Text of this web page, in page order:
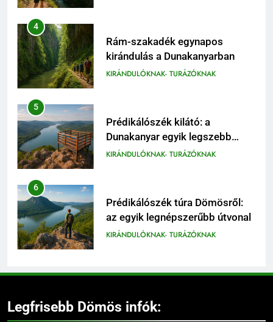
5
Prédikálószék kilátó: a
Dunakanyar egyik legszebb
panorámája
KIRÁNDULÓKNAK- TURÁZÓKNAK
6
Prédikálószék túra Dömösről:
az egyik legnépszerűbb útvonal
KIRÁNDULÓKNAK- TURÁZÓKNAK
7
Rám-szakadék családi
kirándulás: mit érdemes tudni
előtte
KIRÁNDULÓKNAK- TURÁZÓKNAK
hogyan juthatsz fel a kilátóhoz
KIRÁNDULÓKNAK- TURÁZÓKNAK
Legfrisebb Dömös infók: